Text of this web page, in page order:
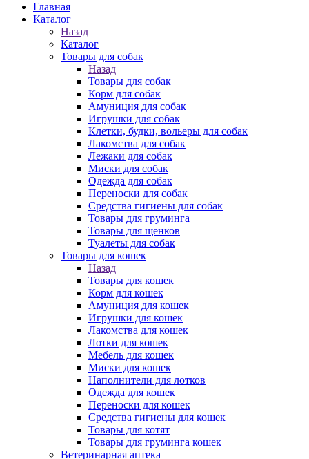
Главная
Каталог
Назад
Каталог
Товары для собак
Назад
Товары для собак
Корм для собак
Амуниция для собак
Игрушки для собак
Клетки, будки, вольеры для собак
Лакомства для собак
Лежаки для собак
Миски для собак
Одежда для собак
Переноски для собак
Средства гигиены для собак
Товары для груминга
Товары для щенков
Туалеты для собак
Товары для кошек
Назад
Товары для кошек
Корм для кошек
Амуниция для кошек
Игрушки для кошек
Лакомства для кошек
Лотки для кошек
Мебель для кошек
Миски для кошек
Наполнители для лотков
Одежда для кошек
Переноски для кошек
Средства гигиены для кошек
Товары для котят
Товары для груминга кошек
Ветеринарная аптека